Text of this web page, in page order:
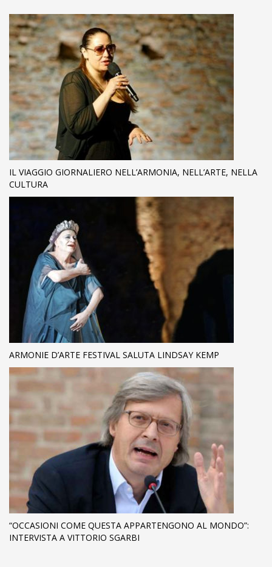
IL VIAGGIO GIORNALIERO NELL’ARMONIA, NELL’ARTE, NELLA
CULTURA
ARMONIE D’ARTE FESTIVAL SALUTA LINDSAY KEMP
“OCCASIONI COME QUESTA APPARTENGONO AL MONDO”:
INTERVISTA A VITTORIO SGARBI